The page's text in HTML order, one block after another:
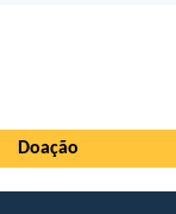
Doação